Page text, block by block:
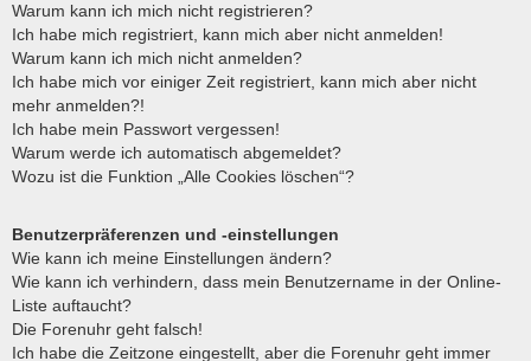
Warum kann ich mich nicht registrieren?
Ich habe mich registriert, kann mich aber nicht anmelden!
Warum kann ich mich nicht anmelden?
Ich habe mich vor einiger Zeit registriert, kann mich aber nicht
mehr anmelden?!
Ich habe mein Passwort vergessen!
Warum werde ich automatisch abgemeldet?
Wozu ist die Funktion „Alle Cookies löschen“?
Benutzerpräferenzen und -einstellungen
Wie kann ich meine Einstellungen ändern?
Wie kann ich verhindern, dass mein Benutzername in der Online-
Liste auftaucht?
Die Forenuhr geht falsch!
Ich habe die Zeitzone eingestellt, aber die Forenuhr geht immer